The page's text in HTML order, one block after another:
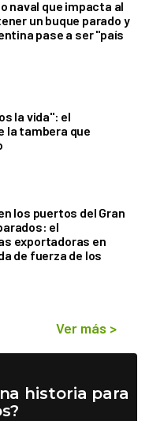
naval que impacta al
un buque parado y
pase a ser "país
la vida": el
la tambera que
los puertos del Gran
el
exportadoras en
de fuerza de los
Ver más >
historia para